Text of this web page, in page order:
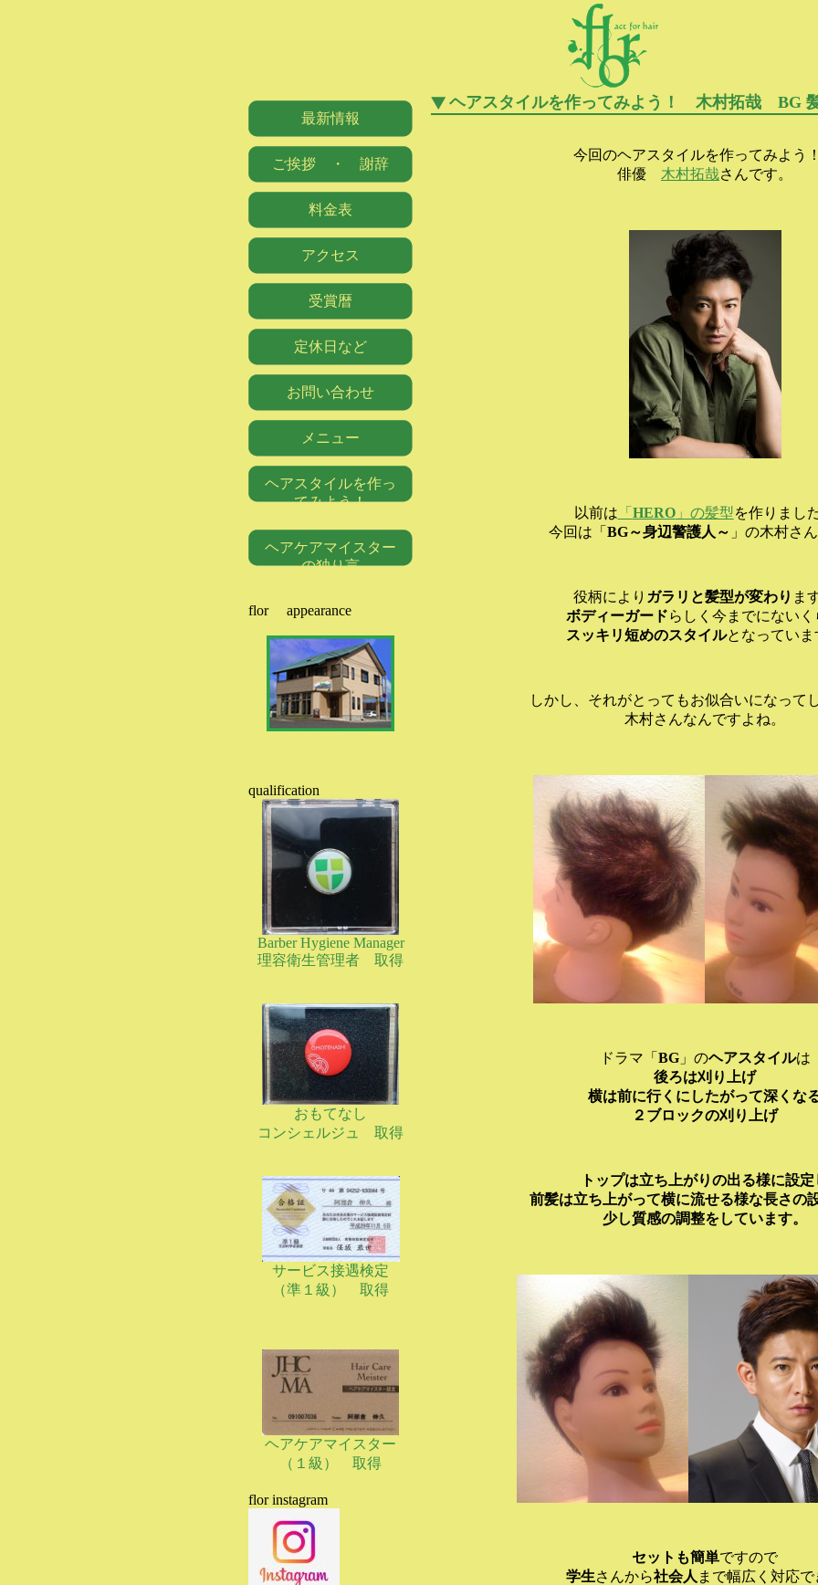
ヘアスタイルを作ってみよう！ 木村拓哉 BG
今回のヘアスタイルを作ってみよう
俳優 木村拓哉さんです。
以前は 「 HERO」の髪型を作りまし
今回は「 BG～身辺警護人～ 」の木村さ
役柄により ガラリと髪型が変わり ま
ボディーガードらしく今までにないく
スッキリ短めのスタイルとなっていま
しかし、それがとってもお似合いになって
木村さんなんですよね。
ドラマ「 BG」のヘアスタイルは
後ろは刈り上げ
横は前に行くにしたがって深くな
２ブロックの刈り上げ
トップは立ち上がりの出る様に設定
前髪は立ち上がって横に流せる様な長さの
少し質感の調整をしています。
セットも簡単ですので
学生さんから社会人 まで幅広く対応で
最新情報
ご挨拶 ・ 謝辞
料金表
アクセス
受賞暦
定休日など
お問い合わせ
メニュー
ヘアスタイルを作っ
てみよう！
ヘアケアマイスター
の独り言
flor appearance
qualification
Barber Hygiene Manager
理容衛生管理者 取得
おもてなし
コンシェルジュ 取得
サービス接遇検定
（準１級） 取得
ヘアケアマイスター
（１級） 取得
flor instagram